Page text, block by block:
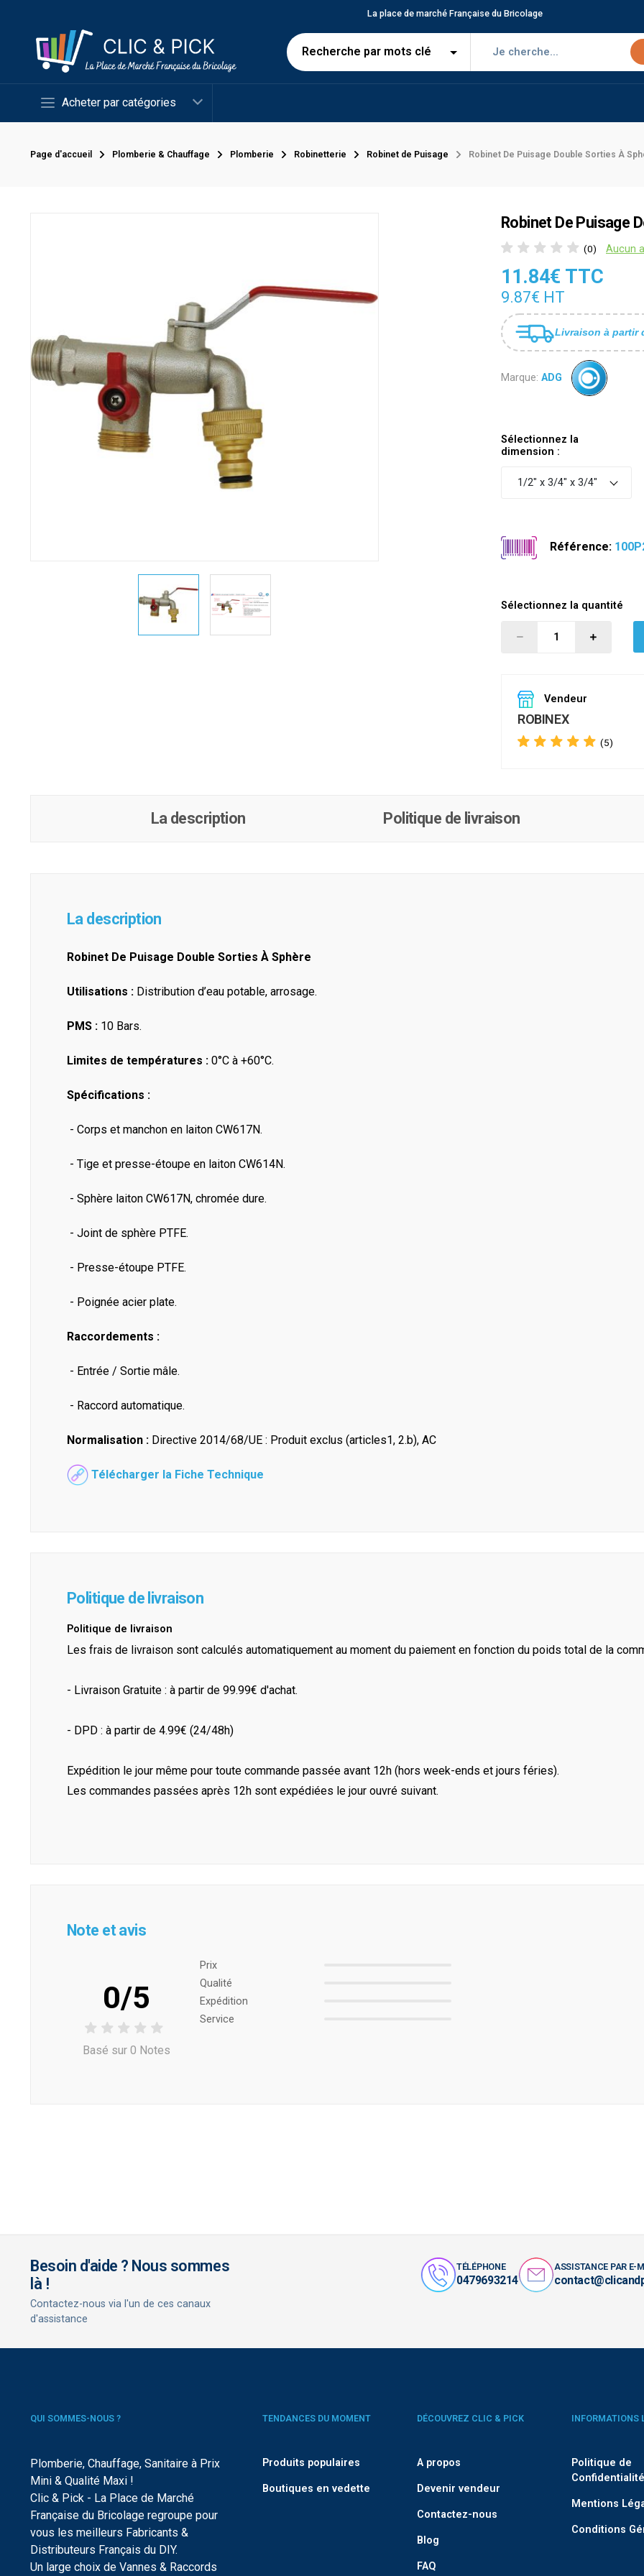
La place de marché Française du Bricolage
Acheter par catégories
Page d'accueil Plomberie & Chauffage Plomberie Robinetterie Robinet de Puisage Robinet De Puisage Double Sorties À
Robinet De Puisage
(0) Aucun
11.84€ TTC
9.87€ HT
Livraison à partir
Marque: ADG
Sélectionnez la
dimension :
1/2" x 3/4" x 3/4"
Référence:
Sélectionnez la quantité
Vendeur
ROBINEX
(5)
La description Politique de livraison
La description
Robinet De Puisage Double Sorties À Sphère
Utilisations : Distribution d’eau potable, arrosage.
PMS : 10 Bars.
Limites de températures : 0°C à +60°C.
Spécifications :
- Corps et manchon en laiton CW617N.
- Tige et presse-étoupe en laiton CW614N.
- Sphère laiton CW617N, chromée dure.
- Joint de sphère PTFE.
- Presse-étoupe PTFE.
- Poignée acier plate.
Raccordements :
- Entrée / Sortie mâle.
- Raccord automatique.
Normalisation : Directive 2014/68/UE : Produit exclus (articles1, 2.b), AC
Télécharger la Fiche Technique
Politique de livraison
Politique de livraison
Les frais de livraison sont calculés automatiquement au moment du paiement en fonction du poids total de la
- Livraison Gratuite : à partir de 99.99€ d'achat.
- DPD : à partir de 4.99€ (24/48h)
Expédition le jour même pour toute commande passée avant 12h (hors week-ends et jours féries).
Les commandes passées après 12h sont expédiées le jour ouvré suivant.
Note et avis
0/5
Basé sur 0 Notes
Prix ​​
Qualité
Expédition
Service
Besoin d'aide ? Nous sommes
là !
Contactez-nous via l'un de ces canaux
d'assistance
TÉLÉPHONE
0479693214
ASSISTANCE PAR E-
QUI SOMMES-NOUS ?
Plomberie, Chauffage, Sanitaire à Prix
Mini & Qualité Maxi !
Clic & Pick - La Place de Marché
Française du Bricolage regroupe pour
vous les meilleurs Fabricants &
Distributeurs Français du DIY.
Un large choix de Vannes & Raccords
TENDANCES DU MOMENT
Produits populaires
Boutiques en vedette
DÉCOUVREZ CLIC & PICK
A propos
Devenir vendeur
Contactez-nous
Blog
FAQ
INFORMATIONS
Politique de
Confidentialité
Mentions
Conditions